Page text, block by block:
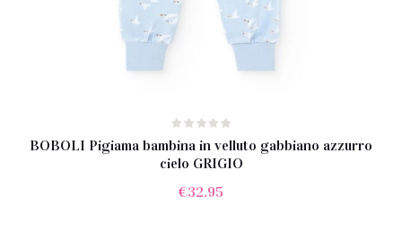
BOBOLI Pigiama bambina in velluto gabbiano azzurro
cielo GRIGIO
€32.95